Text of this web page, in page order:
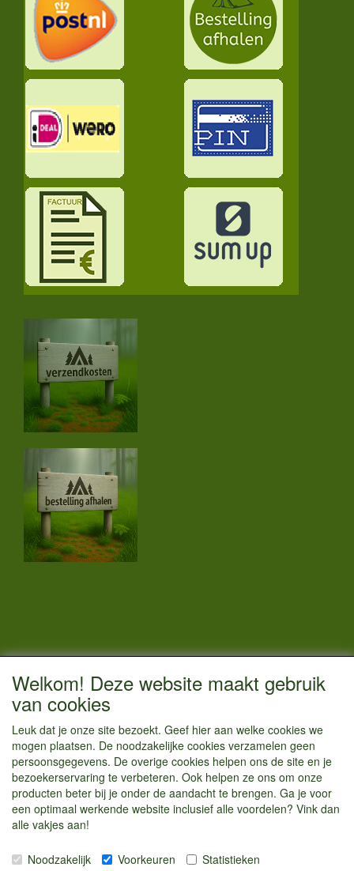
CONTACTGEGEVENS
Vestigingsadres:
Hoofdweg 36
1433 JW Kudelstaart
info@kamperenenzo.nl
Tel : 06 125 82 112
Handelend onder
KvK nummer : 70477329
Welkom! Deze website maakt gebruik
van cookies
Leuk dat je onze site bezoekt. Geef hier aan welke cookies we
mogen plaatsen. De noodzakelijke cookies verzamelen geen
persoonsgegevens. De overige cookies helpen ons de site en je
bezoekerservaring te verbeteren. Ook helpen ze ons om onze
producten beter bij je onder de aandacht te brengen. Ga je voor
een optimaal werkende website inclusief alle voordelen? Vink dan
alle vakjes aan!
Noodzakelijk Voorkeuren Statistieken